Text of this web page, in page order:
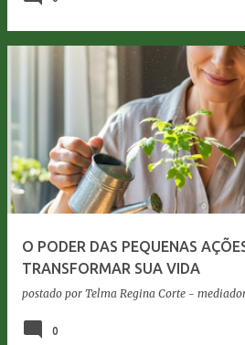
O PODER DAS PEQUENAS
TRANSFORMAR SUA VIDA
postado por Telma Regina Corte -
0